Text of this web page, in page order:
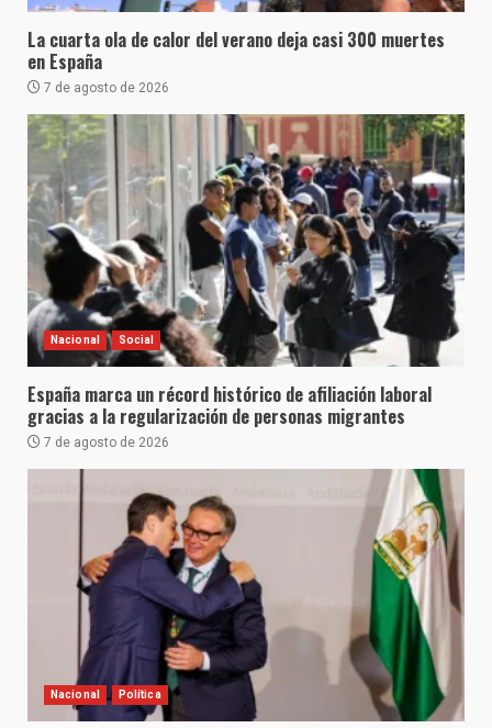
La cuarta ola de calor del verano deja casi 300 muertes
en España
7 de agosto de 2026
Nacional Social
España marca un récord histórico de afiliación laboral
gracias a la regularización de personas migrantes
7 de agosto de 2026
Nacional Política